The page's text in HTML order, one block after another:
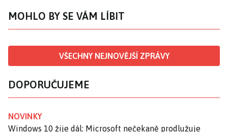
MOHLO BY SE VÁM LÍBIT
VŠECHNY NEJNOVĚJŠÍ ZPRÁVY
DOPORUČUJEME
NOVINKY
Windows 10 žije dál: Microsoft nečekaně prodlužuje